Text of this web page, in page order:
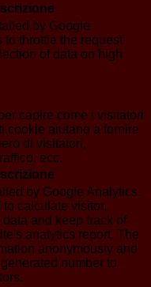
by Google
throttle the request
of data on high
capire come i visitatori
cookie aiutano a fornire
di visitatori,
ecc.
by Google Analytics.
calculate visitor,
and keep track of
analytics report. The
anonymously and
number to